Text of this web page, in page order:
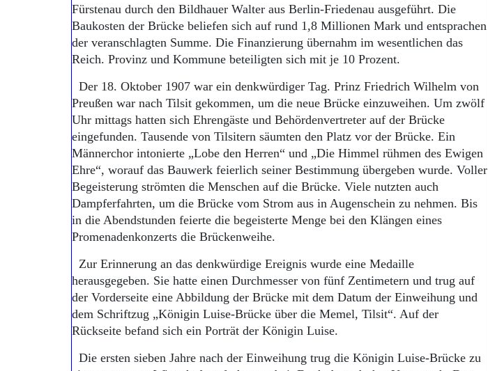
Fürstenau durch den Bildhauer Walter aus Berlin-Friedenau ausgeführt. Die
Baukosten der Brücke beliefen sich auf rund 1,8 Millionen Mark und entsprachen
der veranschlagten Summe. Die Finanzierung übernahm im wesentlichen das
Reich. Provinz und Kommune beteiligten sich mit je 10 Prozent.
Der 18. Oktober 1907 war ein denkwürdiger Tag. Prinz Friedrich Wilhelm von
Preußen war nach Tilsit gekommen, um die neue Brücke einzuweihen. Um zwölf
Uhr mittags hatten sich Ehrengäste und Behördenvertreter auf der Brücke
eingefunden. Tausende von Tilsitern säumten den Platz vor der Brücke. Ein
Männerchor intonierte „Lobe den Herren“ und „Die Himmel rühmen des Ewigen
Ehre“, worauf das Bauwerk feierlich seiner Bestimmung übergeben wurde. Voller
Begeisterung strömten die Menschen auf die Brücke. Viele nutzten auch
Dampferfahrten, um die Brücke vom Strom aus in Augenschein zu nehmen. Bis
in die Abendstunden feierte die begeisterte Menge bei den Klängen eines
Promenadenkonzerts die Brückenweihe.
Zur Erinnerung an das denkwürdige Ereignis wurde eine Medaille
herausgegeben. Sie hatte einen Durchmesser von fünf Zentimetern und trug auf
der Vorderseite eine Abbildung der Brücke mit dem Datum der Einweihung und
dem Schriftzug „Königin Luise-Brücke über die Memel, Tilsit“. Auf der
Rückseite befand sich ein Porträt der Königin Luise.
Die ersten sieben Jahre nach der Einweihung trug die Königin Luise-Brücke zu